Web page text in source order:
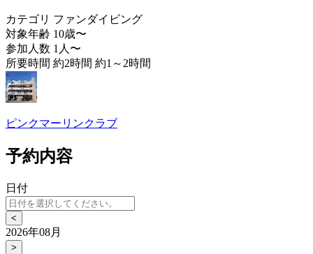
カテゴリ ファンダイビング
対象年齢 10歳〜
参加人数 1人〜
所要時間 約2時間 約1～2時間
ピンクマーリンクラブ
予約内容
日付
<
2026年08月
>